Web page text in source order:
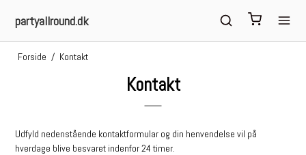
partyallround.dk
Forside / Kontakt
Kontakt
Udfyld nedenstående kontaktformular og din henvendelse vil på
hverdage blive besvaret indenfor 24 timer.